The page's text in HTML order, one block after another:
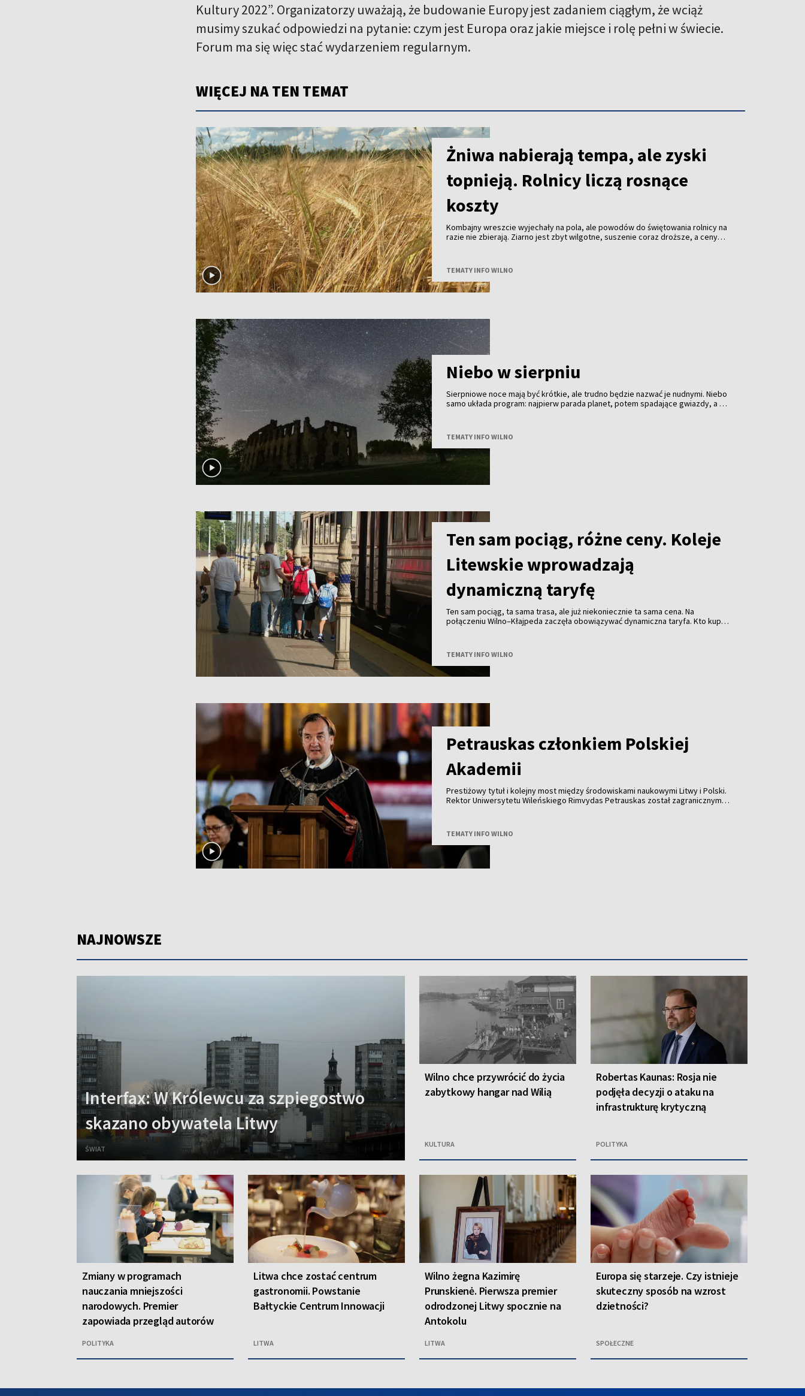
Kultury 2022”. Organizatorzy uważają, że budowanie Europy jest zadaniem ciągłym, że wciąż
musimy szukać odpowiedzi na pytanie: czym jest Europa oraz jakie miejsce i rolę pełni w świecie.
Forum ma się więc stać wydarzeniem regularnym.
WIĘCEJ NA TEN TEMAT
Żniwa nabierają tempa, ale zyski
topnieją. Rolnicy liczą rosnące
koszty
Kombajny wreszcie wyjechały na pola, ale powodów do świętowania rolnicy na
razie nie zbierają. Ziarno jest zbyt wilgotne, suszenie coraz droższe, a ceny
można zebrać. Zysk - niekoniecznie.
TEMATY INFO WILNO
Niebo w sierpniu
Sierpniowe noce mają być krótkie, ale trudno będzie nazwać je nudnymi. Niebo
samo układa program: najpierw parada planet, potem spadające gwiazdy, a na
TEMATY INFO WILNO
Ten sam pociąg, różne ceny. Koleje
Litewskie wprowadzają
dynamiczną taryfę
Ten sam pociąg, ta sama trasa, ale już niekoniecznie ta sama cena. Na
połączeniu Wilno–Kłajpeda zaczęła obowiązywać dynamiczna taryfa. Kto kupi
TEMATY INFO WILNO
Petrauskas członkiem Polskiej
Akademii
Prestiżowy tytuł i kolejny most między środowiskami naukowymi Litwy i Polski.
Rektor Uniwersytetu Wileńskiego Rimvydas Petrauskas został zagranicznym
TEMATY INFO WILNO
NAJNOWSZE
Interfax: W Królewcu za szpiegostwo
skazano obywatela Litwy
ŚWIAT
Wilno chce przywrócić do życia
zabytkowy hangar nad Wilią
KULTURA
Robertas Kaunas: Rosja nie
podjęła decyzji o ataku na
infrastrukturę krytyczną
POLITYKA
Zmiany w programach
nauczania mniejszości
narodowych. Premier
zapowiada przegląd autorów
POLITYKA
Litwa chce zostać centrum
gastronomii. Powstanie
Bałtyckie Centrum Innowacji
LITWA
Wilno żegna Kazimirę
Prunskienė. Pierwsza premier
odrodzonej Litwy spocznie na
Antokolu
LITWA
Europa się starzeje. Czy istnieje
skuteczny sposób na wzrost
dzietności?
SPOŁECZNE